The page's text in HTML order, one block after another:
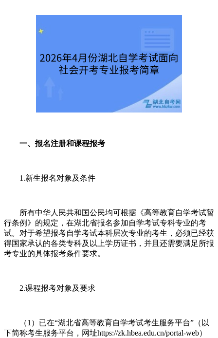
一、报名注册和课程报考
1.新生报名对象及条件
所有中华人民共和国公民均可根据《高等教育自学考试暂
行条例》的规定，在湖北省报名参加自学考试专科专业的考
试。对于希望报考自学考试本科层次专业的考生，必须已经获
得国家承认的各类专科及以上学历证书，并且还需要满足所报
考专业的具体报考条件要求。
2.课程报考对象及要求
（1）已在“湖北省高等教育自学考试考生服务平台”（以
下简称考生服务平台，网址https://zk.hbea.edu.cn/portal-web）